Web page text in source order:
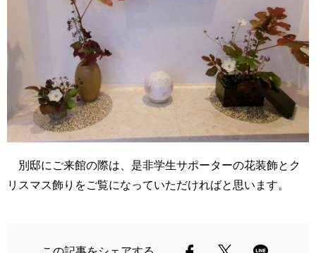
別邸にご来館の際は、是非学生サポーターの花装飾とク
リスマス飾りをご覧になっていただければと思います。